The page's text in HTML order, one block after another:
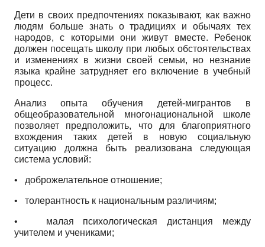
Дети в своих предпочтениях показывают, как важно
людям больше знать о традициях и обычаях тех
народов, с которыми они живут вместе. Ребенок
должен посещать школу при любых обстоятельствах
и изменениях в жизни своей семьи, но незнание
языка крайне затрудняет его включение в учебный
процесс.
Анализ опыта обучения детей-мигрантов в
общеобразовательной многонациональной школе
позволяет предположить, что для благоприятного
вхождения таких детей в новую социальную
ситуацию должна быть реализована следующая
система условий:
• доброжелательное отношение;
• толерантность к национальным различиям;
• малая психологическая дистанция между
учителем и учениками;